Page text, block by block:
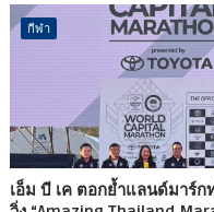
กีฬา
เอ็ม บี เค ตอกย้ำแลนด์มาร์ก